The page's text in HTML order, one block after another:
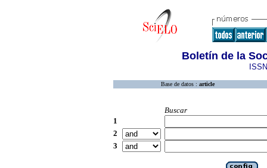
Boletín de la
Base de datos : article
Buscar
1
2
3